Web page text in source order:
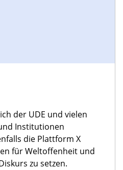
der UDE und vielen
Institutionen
die Plattform X
für Weltoffenheit und
zu setzen.